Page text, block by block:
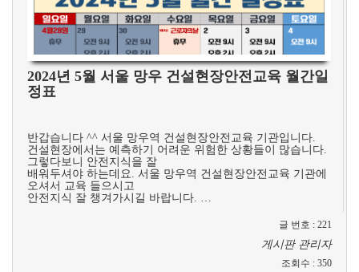
2024년 5월 서울 망우 건설현장안전교육 월간일
정표
반갑습니다 ^^ 서울 망우역 건설현장안전교육 기관입니다.
건설현장에서는 예측하기 어려운 위험한 상황들이 많습니다.
그렇다보니 안전지식을 잘
배워두셔야 하는데요. 서울 망우역 건설현장안전교육 기관에
오셔서 교육 들으시고
안전지식 잘 챙겨가시길 바랍니다. …
글 번호 : 221
게시판 관리자
조회수 : 350